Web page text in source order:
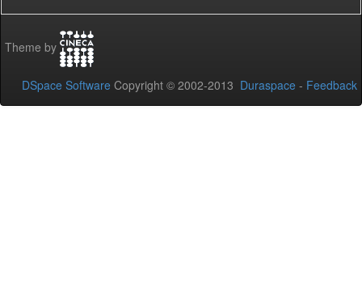
Theme by
DSpace Software Copyright © 2002-2013 Duraspace - Feedback